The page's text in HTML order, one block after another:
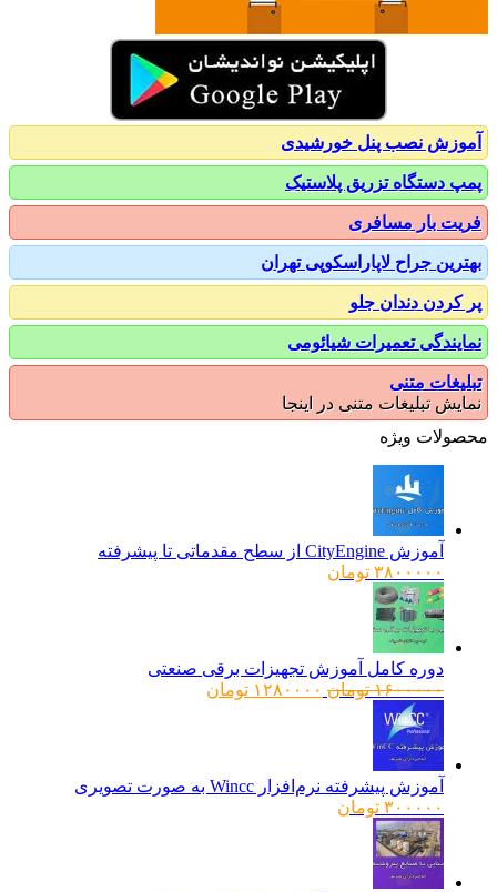
نصب پنل خورشیدی
دستگاه تزریق پلاستیک
بار مسافری
جراح لاپاراسکوپی تهران
دندان جلو
تعمیرات شیائومی
متنی
تبلیغات متنی در اینجا
ویژه
آموزش CityEngine از سطح مقدماتی تا پیشرفته
۳۸۰۰۰۰۰ تومان
دوره کامل آموزش تجهیزات برقی صنعتی
۱۶۰۰۰۰۰ تومانقیمت
۱۲۸۰۰۰۰ تومانقیمت
آموزش پیشرفته نرم‌افزار Wincc به صورت تصویری
۳۰۰۰۰۰ تومان